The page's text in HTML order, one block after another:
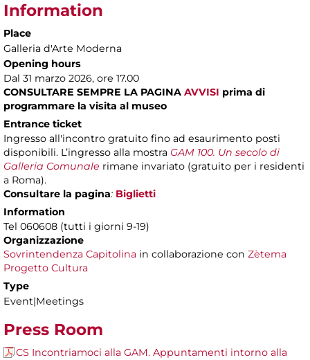
Information
Place
Galleria d'Arte Moderna
Opening hours
Dal 31 marzo 2026, ore 17.00
CONSULTARE SEMPRE LA PAGINA AVVISI prima di
programmare la visita al museo
Entrance ticket
Ingresso all'incontro gratuito fino ad esaurimento posti
disponibili. L’ingresso alla mostra GAM 100. Un secolo di
Galleria Comunale rimane invariato (gratuito per i residenti
a Roma).
Consultare la pagina: Biglietti
Information
Tel 060608 (tutti i giorni 9-19)
Organizzazione
Sovrintendenza Capitolina in collaborazione con Zètema
Progetto Cultura
Type
Event|Meetings
Press Room
CS Incontriamoci alla GAM. Appuntamenti intorno alla